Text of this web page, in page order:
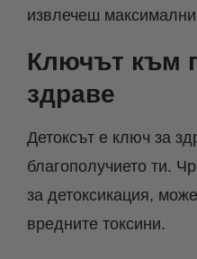
извлечеш
Ключът към
здраве
Детоксът е ключ за
благополучието ти.
за детоксикация,
вредните токсини.